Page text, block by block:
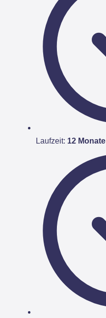
Laufzeit: 12 Monate